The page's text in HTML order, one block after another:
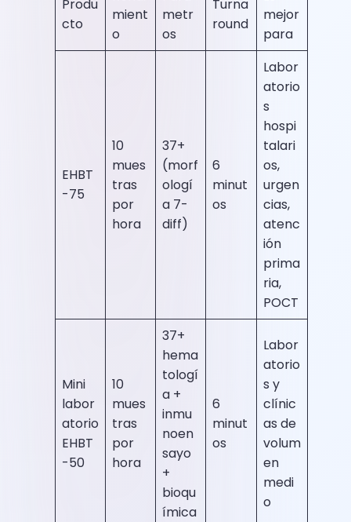
Produ
cto
mient
o
metr
os
Turna
round
mejor
para
EHBT
-75
10
mues
tras
por
hora
37+
(morf
ologí
a 7-
diff)
6
minut
os
Labor
atorio
s
hospi
talari
os,
urgen
cias,
atenc
ión
prima
ria,
POCT
Mini
labor
atorio
EHBT
-50
10
mues
tras
por
hora
37+
hema
tologí
a +
inmu
noen
sayo
+
bioqu
ímica
6
minut
os
Labor
atorio
s y
clínic
as de
volum
en
medi
o